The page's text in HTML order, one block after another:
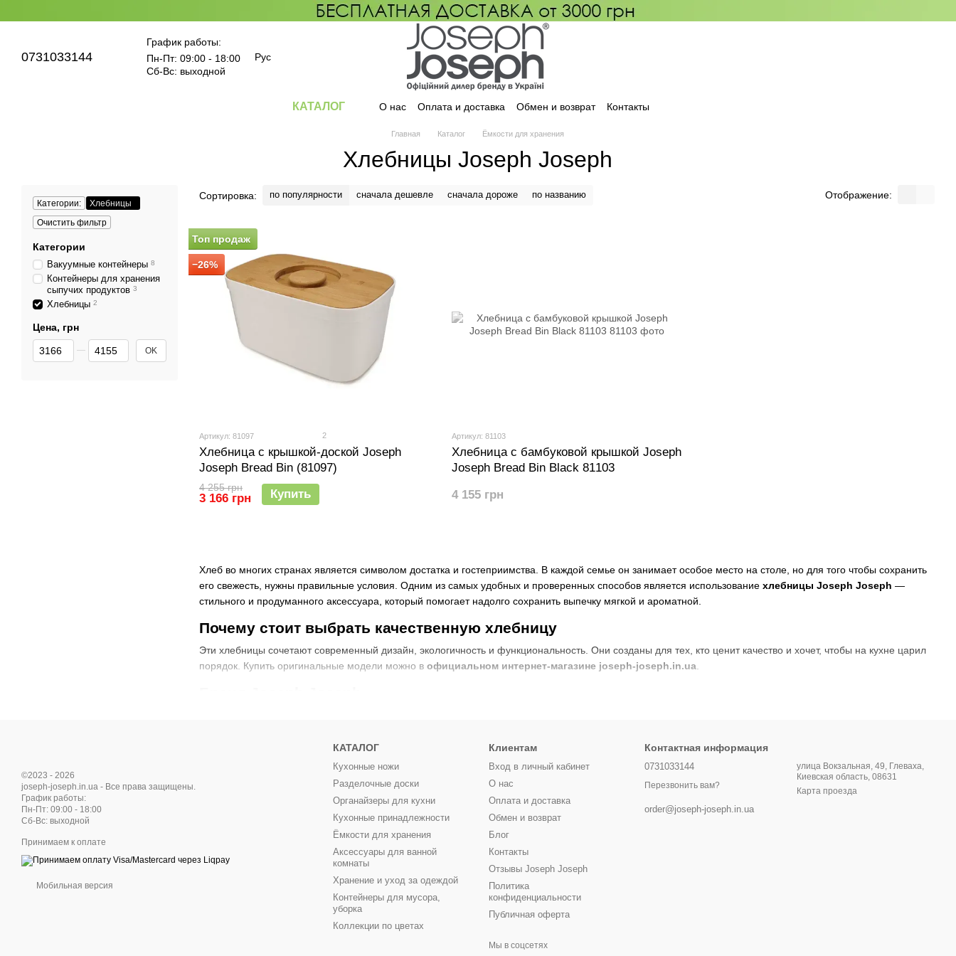
0731033144
График работы:
Пн-Пт: 09:00 - 18:00
Cб-Вс: выходной
Рус
КАТАЛОГ О нас Оплата и доставка Обмен и возврат Контакты
Главная Каталог Ёмкости для хранения
Хлебницы Joseph Joseph
Сортировка: по популярности сначала дешевле сначала дороже по названию Отображение:
Хлеб во многих странах является символом достатка и гостеприимства. В каждой семье он занимает особое место на столе, но для того чтобы сохранить
его свежесть, нужны правильные условия. Одним из самых удобных и проверенных способов является использование хлебницы Joseph Joseph —
стильного и продуманного аксессуара , который помогает надолго сохранить выпечку мягкой и ароматной.
Почему стоит выбрать качественную хлебницу
Эти хлебницы сочетают современный дизайн, экологичность и функциональность. Они созданы для тех, кто ценит качество и хочет, чтобы на кухне царил
порядок. Купить оригинальные модели можно в официальном интернет-магазине joseph-joseph.in.ua
объединяют красоту, практичность и долговечность. Со временем небольшая компания превратилась в мирового лидера среди производителей бытовых
: чёткие линии и современный стиль
: каждое изделие приносит реальную пользу
Инновационность
: использование новых материалов и технологий
: долговечность и устойчивость к ежедневному использованию
Хлебницы Joseph Joseph ярко демонстрируют эти принципы.
Особенности хлебниц Joseph Joseph
Топ продаж
−26%
Артикул: 81097 2
Хлебница с крышкой-доской Joseph
Joseph Bread Bin (81097)
4 255 грн
3 166 грн Купить
Артикул: 81103
Хлебница с бамбуковой крышкой Joseph
Joseph Bread Bin Black 81103
4 155 грн
Категории:
Хлебницы
Очистить фильтр
Категории
Вакуумные контейнеры 8
Контейнеры для хранения
сыпучих продуктов 3
Хлебницы 2
Цена, грн
От Цена, грн
До Цена, грн OK
©2023 - 2026
joseph-joseph.in.ua - Все права защищены.
График работы:
Пн-Пт: 09:00 - 18:00
Cб-Вс: выходной
Принимаем к оплате
Мобильная версия
КАТАЛОГ
Кухонные ножи
Разделочные доски
Органайзеры для кухни
Кухонные принадлежности
Ёмкости для хранения
Аксессуары для ванной
комнаты
Хранение и уход за одеждой
Контейнеры для мусора,
уборка
Коллекции по цветах
Клиентам
Вход в личный кабинет
О нас
Оплата и доставка
Обмен и возврат
Блог
Контакты
Отзывы Joseph Joseph
Политика
конфиденциальности
Публичная оферта
Мы в соцсетях
Контактная информация
0731033144
Перезвонить вам?
order@joseph-joseph.in.ua
улица Вокзальная, 49, Глеваха,
Киевская область, 08631
Карта проезда